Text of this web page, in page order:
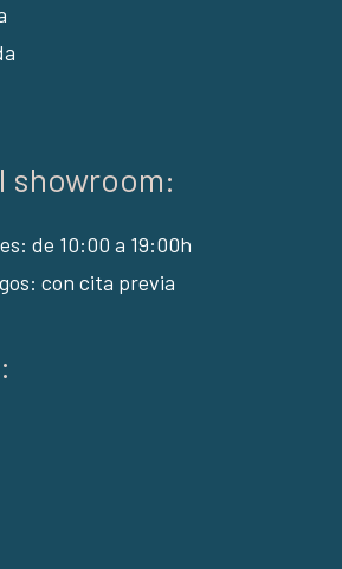
showroom:
de 10:00 a 19:00h
con cita previa